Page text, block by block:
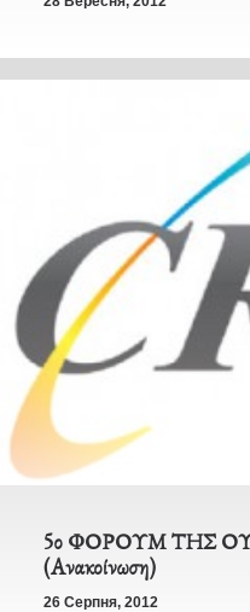
5ο ΦΟΡΟΥΜ ΤΗΣ
(Ανακοίνωση)
26 Серпня, 2012